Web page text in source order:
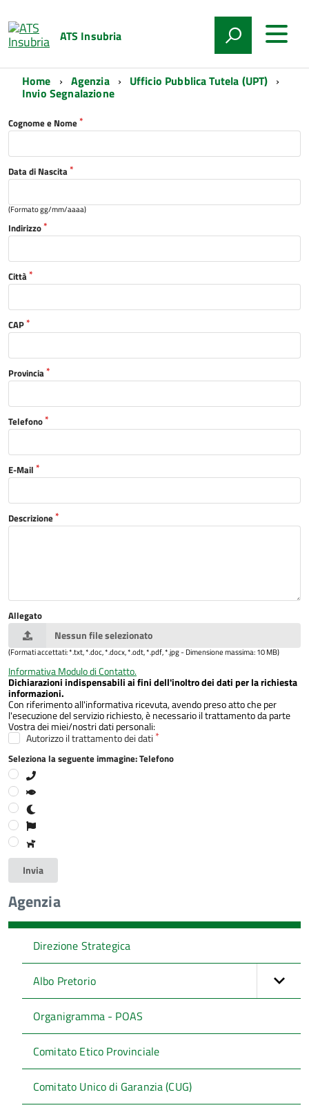
ATS Insubria
Home Agenzia Ufficio Pubblica Tutela (UPT)
Invio Segnalazione
Cognome e Nome
Data di Nascita
(Formato gg/mm/aaaa)
Indirizzo
Città
CAP
Provincia
Telefono
E-Mail
Descrizione
Allegato
Nessun file selezionato
(Formati accettati: *.txt, *.doc, *.docx, *.odt, *.pdf, *.jpg - Dimensione massima: 10 MB)
Informativa Modulo di Contatto.
Dichiarazioni indispensabili ai fini dell'inoltro dei dati per la richiesta
informazioni.
Con riferimento all'informativa ricevuta, avendo preso atto che per
l'esecuzione del servizio richiesto, è necessario il trattamento da parte
Vostra dei miei/nostri dati personali:
Autorizzo il trattamento dei dati
Seleziona la seguente immagine: Telefono
Invia
Agenzia
Direzione Strategica
Albo Pretorio
Organigramma - POAS
Comitato Etico Provinciale
Comitato Unico di Garanzia (CUG)